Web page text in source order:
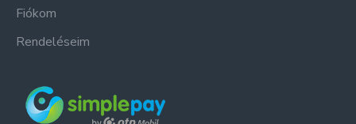
Fiókom
Rendeléseim